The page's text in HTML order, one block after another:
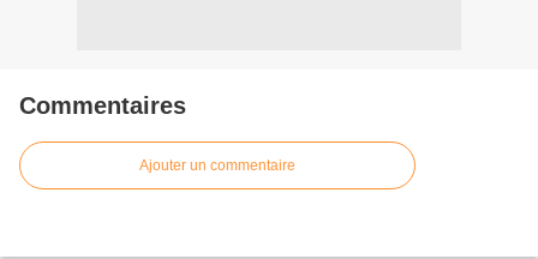
Commentaires
Ajouter un commentaire